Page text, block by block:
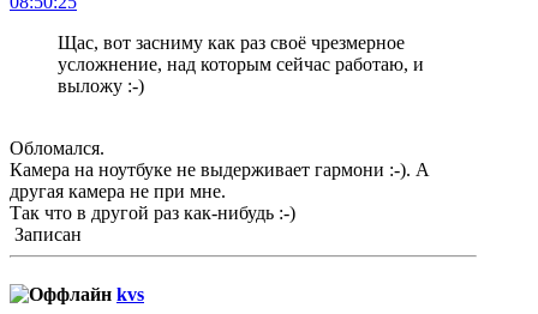
Щас, вот засниму как раз своё чрезмерное
усложнение, над которым сейчас работаю, и
выложу :-)
Обломался.
Камера на ноутбуке не выдерживает гармони :-). А
другая камера не при мне.
Так что в другой раз как-нибудь :-)
Записан
kvs